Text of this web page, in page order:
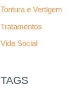
Tontura e Vertigem
Tratamentos
Vida Social
TAGS